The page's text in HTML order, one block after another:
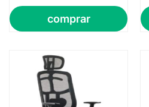
comprar